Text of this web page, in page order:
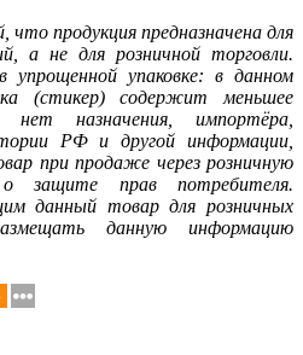
что продукция предназначена для
а не для розничной торговли.
упрощенной упаковке: в данном
(стикер) содержит меньшее
нет назначения, импортёра,
РФ и другой информации,
при продаже через розничную
защите прав потребителя.
данный товар для розничных
данную информацию